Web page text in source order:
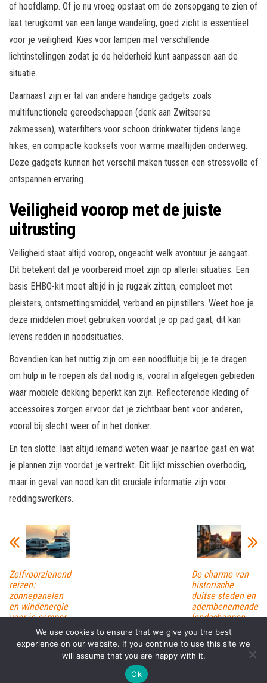
of hoofdlamp. Of je nu vroeg opstaat om de zonsopgang te zien of
laat terugkomt van een lange wandeling, goed zicht is essentieel
voor je veiligheid. Kies voor lampen met verschillende
lichtinstellingen zodat je de helderheid kunt aanpassen aan de
situatie.
Daarnaast zijn er tal van andere handige gadgets zoals
multifunctionele gereedschappen (denk aan Zwitserse
zakmessen), waterfilters voor schoon drinkwater tijdens lange
hikes, en compacte kooksets voor warme maaltijden onderweg.
Deze gadgets kunnen het verschil maken tussen een stressvolle of
ontspannen ervaring.
Veiligheid voorop met de juiste
uitrusting
Veiligheid staat altijd voorop, ongeacht welk avontuur je aangaat.
Dit betekent dat je voorbereid moet zijn op allerlei situaties. Een
basis EHBO-kit moet altijd in je rugzak zitten, compleet met
pleisters, ontsmettingsmiddel, verband en pijnstillers. Weet hoe je
deze middelen moet gebruiken voordat je op pad gaat; dit kan
levens redden in noodsituaties.
Bovendien kan het nuttig zijn om een noodfluitje bij je te dragen
om hulp in te roepen als dat nodig is, vooral in afgelegen gebieden
waar mobiele dekking beperkt kan zijn. Reflecterende kleding of
accessoires zorgen ervoor dat je zichtbaar bent voor anderen,
vooral bij slecht weer of in het donker.
En ten slotte: laat altijd iemand weten waar je naartoe gaat en wat
je plannen zijn voordat je vertrekt. Dit lijkt misschien overbodig,
maar in geval van nood kan dit cruciale informatie zijn voor
reddingswerkers.
Zelfvoorzienend
reizen:
zonnepanelen
en windenergie
voor je camper
De charme van
historische
duitse steden en
adembenemende
landschappen
Proudly powered by WordPress | Theme:Envo Magazine
We use cookies to ensure that we give you the best
experience on our website. If you continue to use this site we
will assume that you are happy with it.
Ok